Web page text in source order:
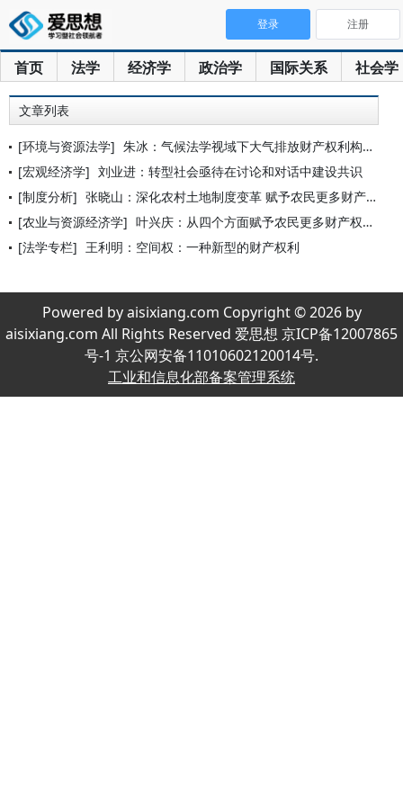
首页 法学 经济学 政治学 国际关系 社会学
登录 注册
文章列表
[环境与资源法学] 朱冰：气候法学视域下大气排放财产权利构造的原理与应用
[宏观经济学] 刘业进：转型社会亟待在讨论和对话中建设共识
[制度分析] 张晓山：深化农村土地制度变革 赋予农民更多财产权利
[农业与资源经济学] 叶兴庆：从四个方面赋予农民更多财产权利
[法学专栏] 王利明：空间权：一种新型的财产权利
Powered by aisixiang.com Copyright © 2026 by
aisixiang.com All Rights Reserved 爱思想 京ICP备12007865
号-1 京公网安备11010602120014号.
工业和信息化部备案管理系统